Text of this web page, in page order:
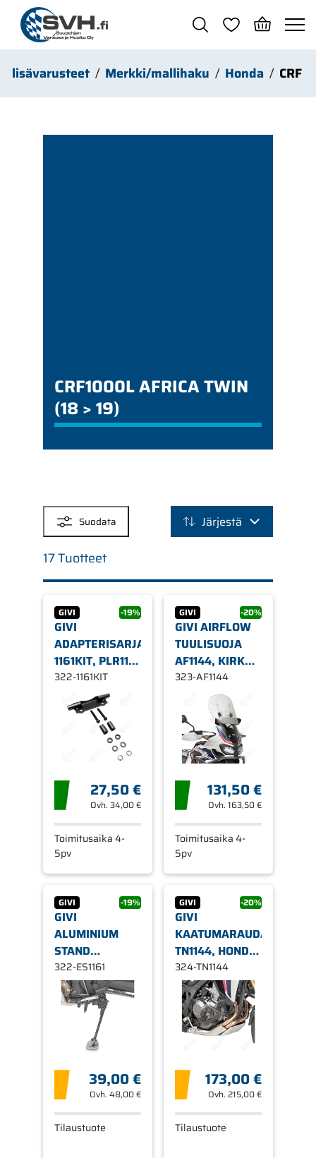
Siirry pääsisältöön
lisävarusteet Merkki/mallihaku Honda CRF
CRF1000L AFRICA TWIN
(18 > 19)
Suodata Järjestä
17 Tuotteet
GIVI -19%
GIVI
ADAPTERISARJA
1161KIT, PLR1161
/ PL1161CAM
SIVUTELINEILLE
322-1161KIT
27,50 €
Ovh. 34,00 €
Toimitusaika 4-
5pv
GIVI -20%
GIVI AIRFLOW
TUULISUOJA
AF1144, KIRKAS
HONDA
CRF1000L
AFRICA
TWIN/ADVENTURE
SPORTS
323-AF1144
131,50 €
Ovh.163,50 €
Toimitusaika 4-
5pv
GIVI -19%
GIVI
ALUMINIUM
STAND
SUPPORT
CRF1000L
ATWIN
322-ES1161
39,00 €
Ovh. 48,00 €
Tilaustuote
GIVI -20%
GIVI
KAATUMARAUDAT
TN1144, HONDA
CRF1000L
AFRICA TWIN
16-19
324-TN1144
173,00 €
Ovh.215,00 €
Tilaustuote